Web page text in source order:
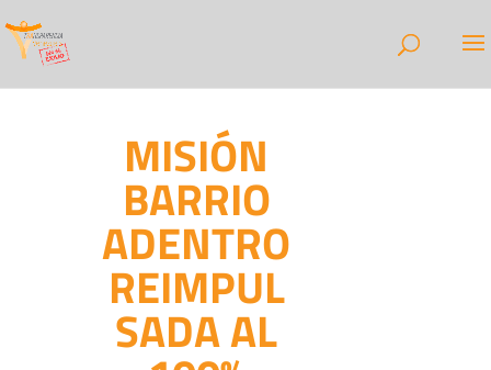
MISIÓN
BARRIO
ADENTRO
REIMPUL
SADA AL